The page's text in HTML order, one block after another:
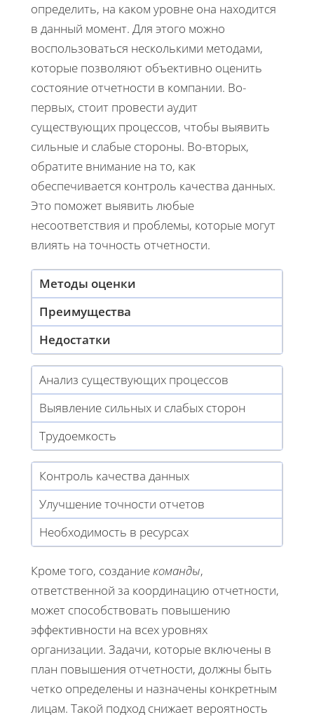
определить, на каком уровне она находится
в данный момент. Для этого можно
воспользоваться несколькими методами,
которые позволяют объективно оценить
состояние отчетности в компании. Во-
первых, стоит провести аудит
существующих процессов, чтобы выявить
сильные и слабые стороны. Во-вторых,
обратите внимание на то, как
обеспечивается контроль качества данных.
Это поможет выявить любые
несоответствия и проблемы, которые могут
влиять на точность отчетности.
Методы оценки
Преимущества
Недостатки
Анализ существующих процессов
Выявление сильных и слабых сторон
Трудоемкость
Контроль качества данных
Улучшение точности отчетов
Необходимость в ресурсах
Кроме того, созданиекоманды,
ответственной за координацию отчетности,
может способствовать повышению
эффективности на всех уровнях
организации. Задачи, которые включены в
план повышения отчетности, должны быть
четко определены и назначены конкретным
лицам. Такой подход снижает вероятность